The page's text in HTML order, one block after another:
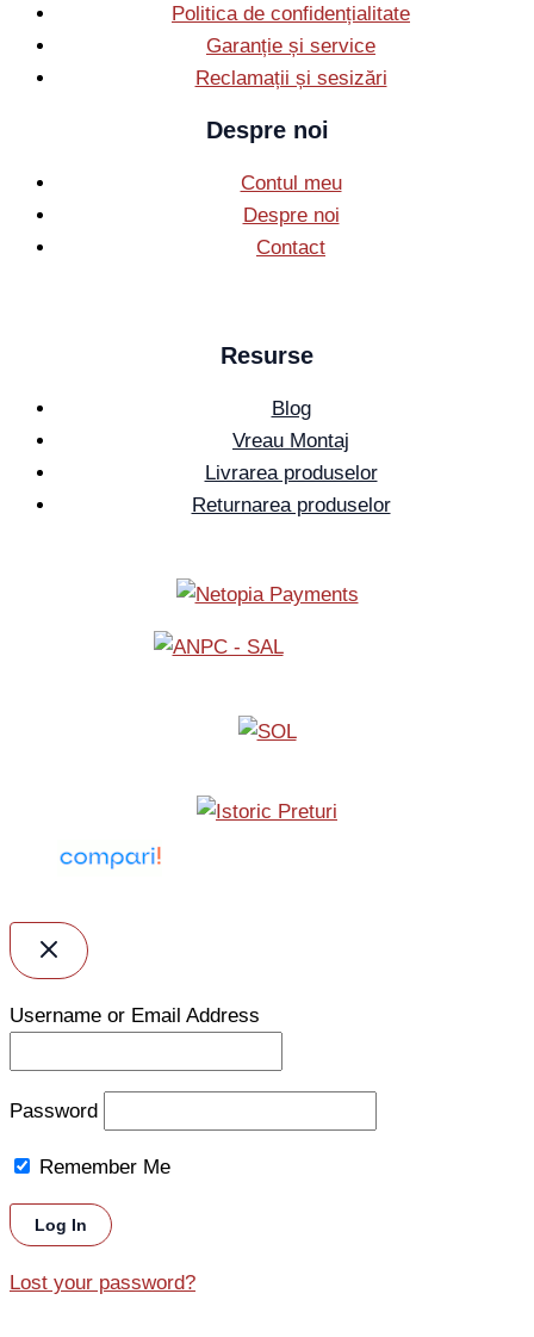
Politica de confidențialitate
Garanție și service
Reclamații și sesizări
Despre noi
Contul meu
Despre noi
Contact
Resurse
Blog
Vreau Montaj
Livrarea produselor
Returnarea produselor
Username or Email Address
Password
Remember Me
Lost your password?